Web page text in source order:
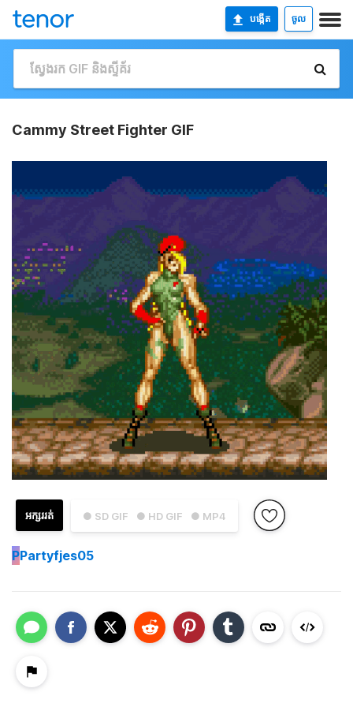
បង្កើត ចូល
Cammy Street Fighter GIF
● SD GIF ● HD GIF ● MP4
អក្សររត់
PPartyfjes05